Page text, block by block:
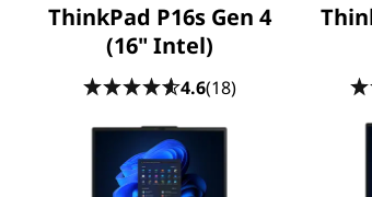
Schermo
Lo schermo UHD 4K
visione di 180°. Il
PANTONE
assicura
corrispondenza dei
ThinkPad P16s Gen 4
(16" Intel)
4.6(18)